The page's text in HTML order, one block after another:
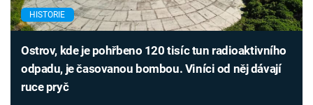
HISTORIE
Ostrov, kde je pohřbeno 120 tisíc tun radioaktivního
odpadu, je časovanou bombou. Viníci od něj dávají
ruce pryč